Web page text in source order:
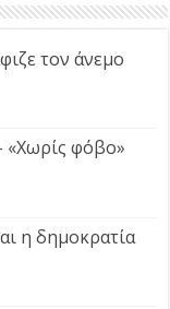
τον άνεμο
«Χωρίς φόβο»
η δημοκρατία